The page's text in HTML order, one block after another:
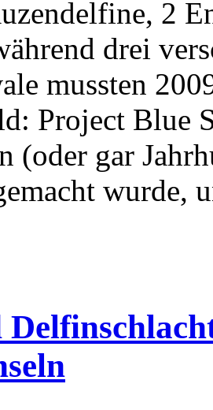
2
drei
mussten
Project Blue
(oder gar
wurde,